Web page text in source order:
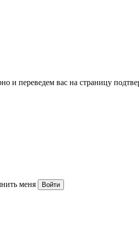
и переведем вас на страницу
меня Войти